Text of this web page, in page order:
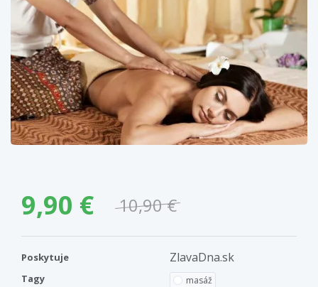
9,90 € 10,90 €
Poskytuje ZlavaDna.sk
Tagy masáž